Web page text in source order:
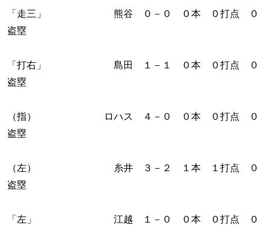
「走三」 熊谷 ０－０ ０本 ０打点 ０
盗塁
「打右」 島田 １－１ ０本 ０打点 ０
盗塁
（指） ロハス ４－０ ０本 ０打点 ０
盗塁
（左） 糸井 ３－２ １本 １打点 ０
盗塁
「左」 江越 １－０ ０本 ０打点 ０